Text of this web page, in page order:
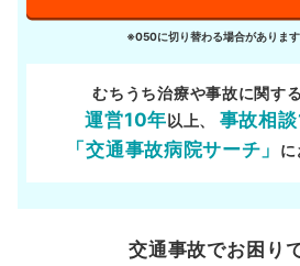
※050に切り替わる場合があります
むちうち治療や事故に関す
運営10年以上、 事故相
「交通事故病院サーチ」 に
交通事故でお困り